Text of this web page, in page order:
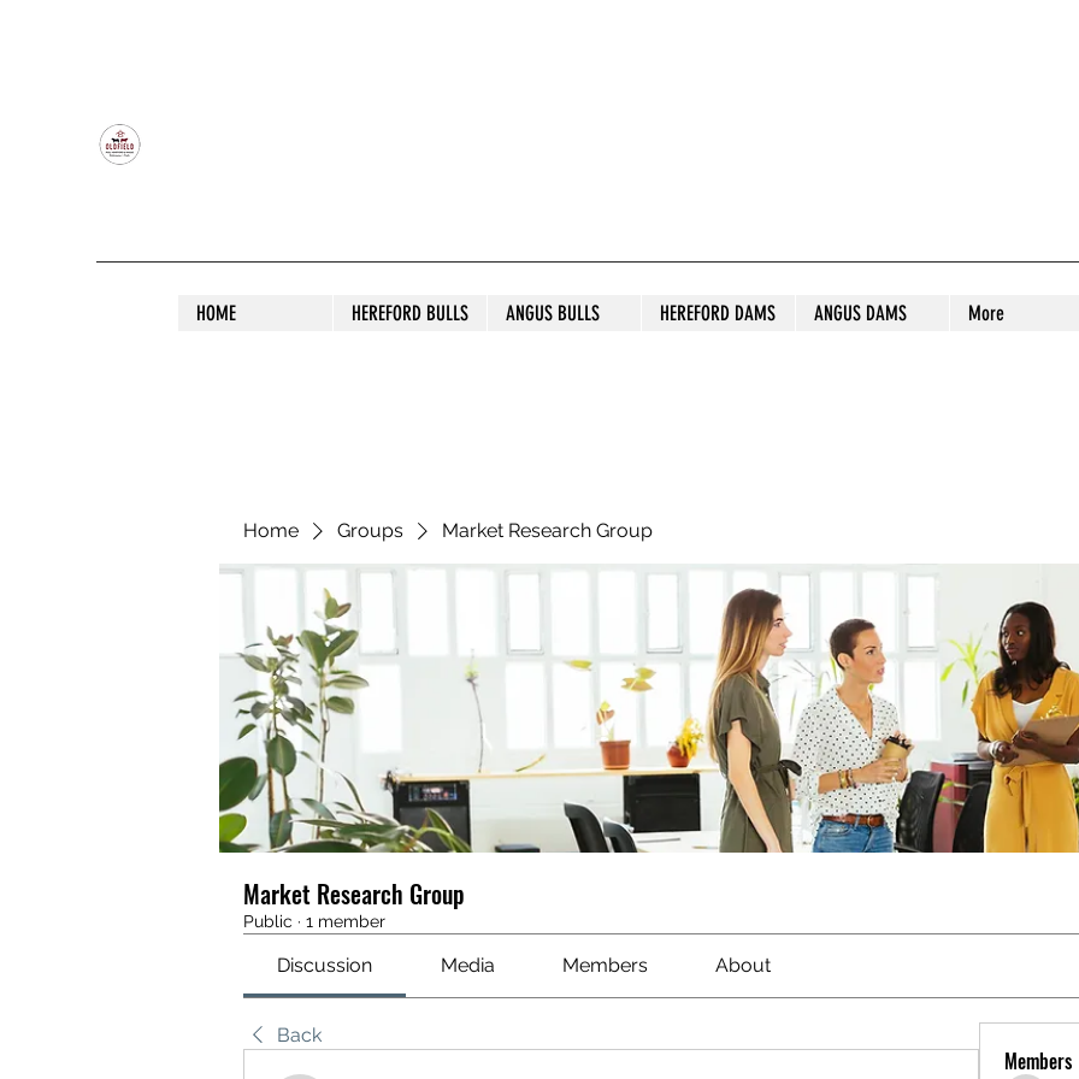
HOME HEREFORD BULLS ANGUS BULLS HEREFORD DAMS ANGUS DAMS More
Home Groups Market Research Group
Market Research Group
Public · 1 member
Discussion Media Members About
Back
Members